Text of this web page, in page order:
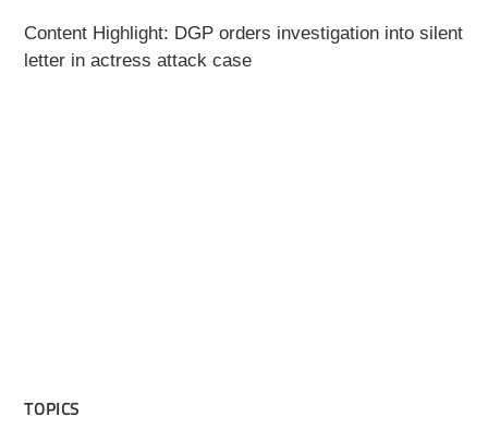
Content Highlight: DGP orders investigation into silent
letter in actress attack case
TOPICS